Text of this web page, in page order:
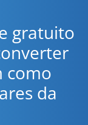
gratuito
como
da